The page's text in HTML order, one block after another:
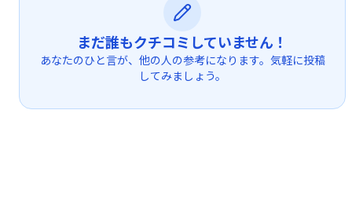
まだ誰もクチコミしていません！
あなたのひと言が、他の人の参考になります。気軽に投稿
してみましょう。